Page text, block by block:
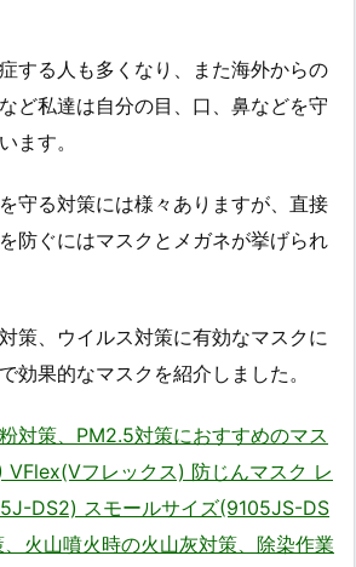
する人も多くなり、また海外からの
ど私達は自分の目、口、鼻などを守
ます。
守る対策には様々ありますが、直接
防ぐにはマスクとメガネが挙げられ
策、ウイルス対策に有効なマスクに
効果的なマスクを紹介しました。
対策、PM2.5対策におすすめのマス
VFlex(Vフレックス) 防じんマスク レ
DS2) スモールサイズ(9105JS-DS
火山噴火時の火山灰対策、除染作業